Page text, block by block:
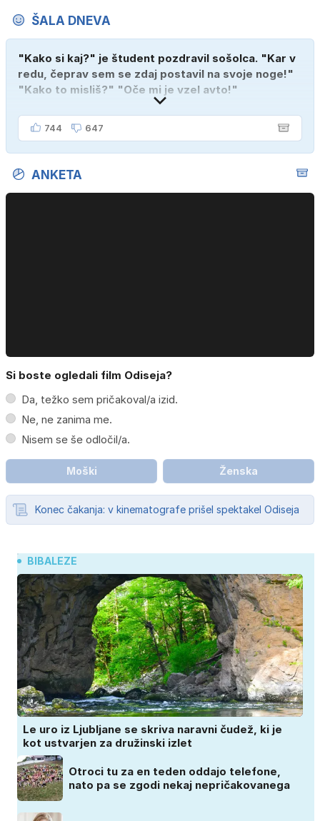
ŠALA DNEVA
"Kako si kaj?" je študent pozdravil sošolca. "Kar v
redu, čeprav sem se zdaj postavil na svoje noge!"
"Kako to misliš?" "Oče mi je vzel avto!"
744 647
ANKETA
Si boste ogledali film Odiseja?
Da, težko sem pričakoval/a izid.
Ne, ne zanima me.
Nisem se še odločil/a.
Moški Ženska
Konec čakanja: v kinematografe prišel spektakel Odiseja
BIBALEZE
Le uro iz Ljubljane se skriva naravni čudež, ki je
kot ustvarjen za družinski izlet
Otroci tu za en teden oddajo telefone,
nato pa se zgodi nekaj nepričakovanega